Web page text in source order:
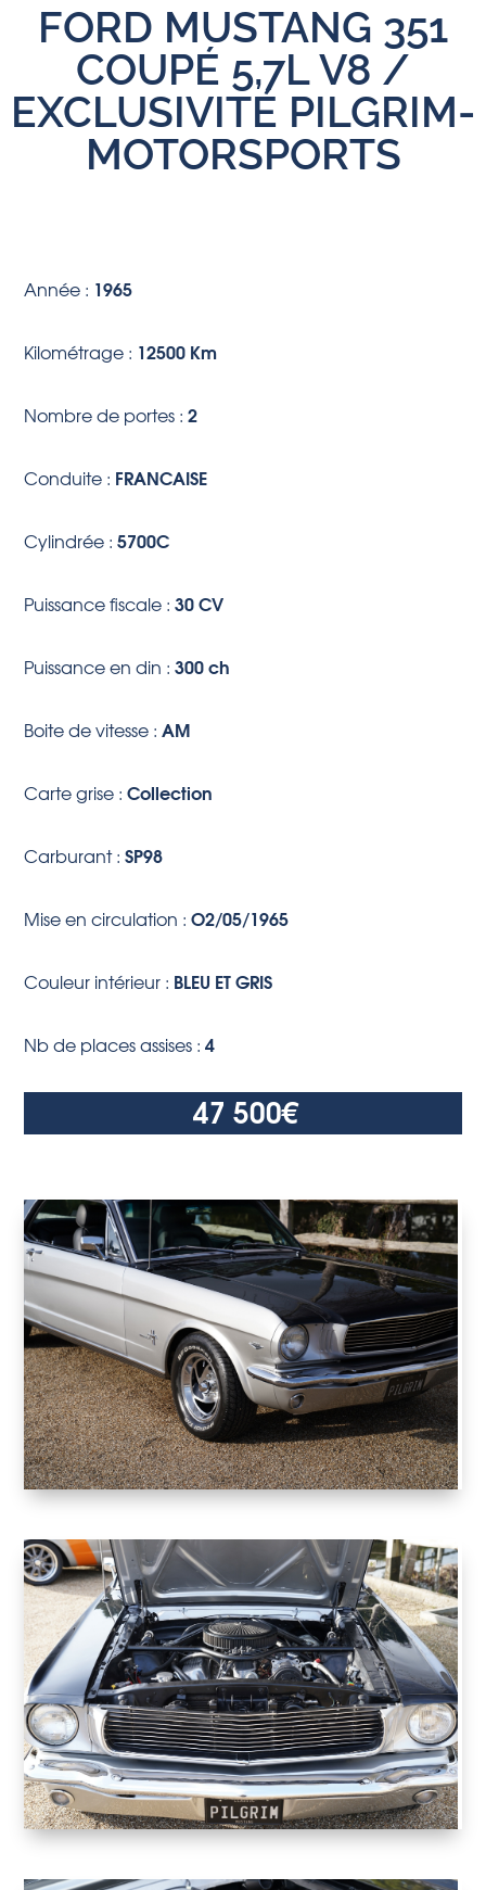
FORD MUSTANG 351
COUPÉ 5,7L V8 /
EXCLUSIVITÉ PILGRIM-
MOTORSPORTS
Année : 1965
Kilométrage : 12500 Km
Nombre de portes :2
Conduite : FRANCAISE
Cylindrée :5700C
Puissance fiscale :30 CV
Puissance en din :300 ch
Boite de vitesse :AM
Carte grise :Collection
Carburant :SP98
Mise en circulation :O2/05/1965
Couleur intérieur : BLEU ET GRIS
Nb de places assises :4
47 500€